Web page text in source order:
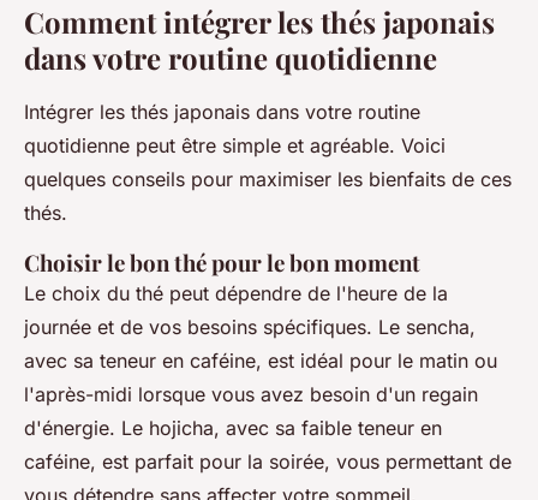
Comment intégrer les thés japonais
dans votre routine quotidienne
Intégrer les thés japonais dans votre routine
quotidienne peut être simple et agréable. Voici
quelques conseils pour maximiser les bienfaits de ces
thés.
Choisir le bon thé pour le bon moment
Le choix du thé peut dépendre de l'heure de la
journée et de vos besoins spécifiques. Le sencha,
avec sa teneur en caféine, est idéal pour le matin ou
l'après-midi lorsque vous avez besoin d'un regain
d'énergie. Le hojicha, avec sa faible teneur en
caféine, est parfait pour la soirée, vous permettant de